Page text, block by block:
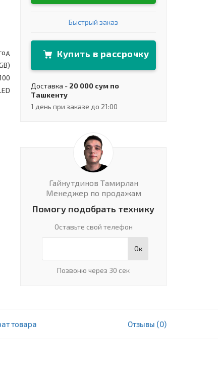
Быстрый заказ
Купить в рассрочку
Доставка - 20 000 сум по
Ташкенту
1 день при заказе до 21:00
Гайнутдинов Тамирлан
Менеджер по продажам
Помогу подобрать технику
Оставьте свой телефон
Ок
Позвоню через 30 сек
989 000 сум В корзину
товара Отзывы (0)